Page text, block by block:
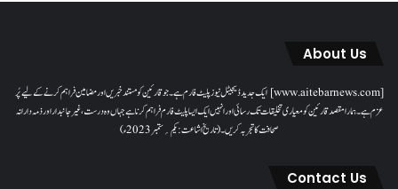
About Us
[www.aitebarnews.com] ایک جدید ڈیجیٹل نیوز پلیٹ فارم ہے۔ جو قارئین کو مستند خبریں اور مضامین فراہم کرنے کے لیے پُر
عزم ہے۔ ہمارا مقصدقارئین کو معیاری تخلیقات تک رسائی اور انہیں ایک ایسا پلیٹ فارم فراہم کرنا ہے جہاں وہ درست، غیر جانبدار اور ذمہ دارانہ
صحافت کا تجربہ کریں۔( تاریخ اشاعت : یکم؍ ستمبر 2023ء)
Contact Us